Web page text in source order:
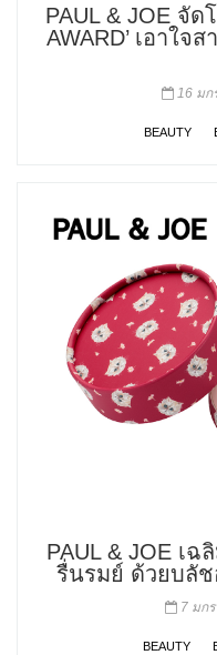
PAUL & JOE จัด
AWARD’ เอาใจ
16 มก
BEAUTY
PAUL & JOE เ
รื่นรมย์ ด้วยบลั
7 มก
BEAUTY